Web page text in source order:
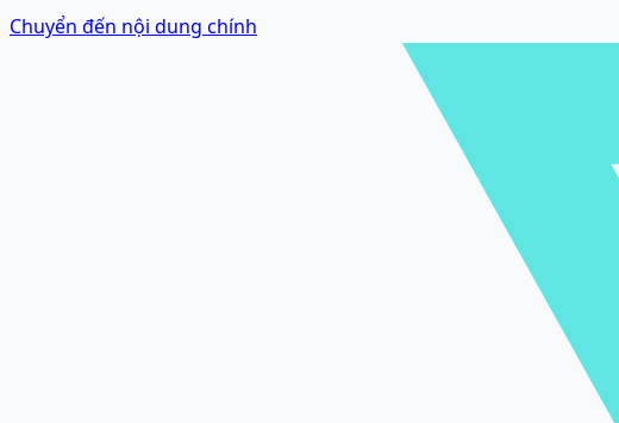
Chuyển đến nội dung chính